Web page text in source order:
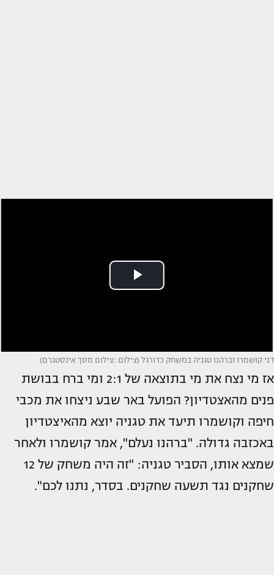
דני קושמרו וברהנו טגניה במשחק כדורגל (צילום :צילום מסך אינסטגרם)
אז מי נצח את מי בתוצאה של 2:1 ומי ברח בבושת
פנים מהאצטדיון? הפועל באר שבע ניצחו את מכבי
חיפה וקושמרו תיעד את טגניה יוצא מהאיצטדיון
באכזבה גדולה. "ברהנו נעלם", אמר קושמרו ולאחר
שמצא אותו, הסביר טגניה: "זה היה משחק של 12
שחקנים נגד תשעה שחקנים. בסדר, נתנו לכם".